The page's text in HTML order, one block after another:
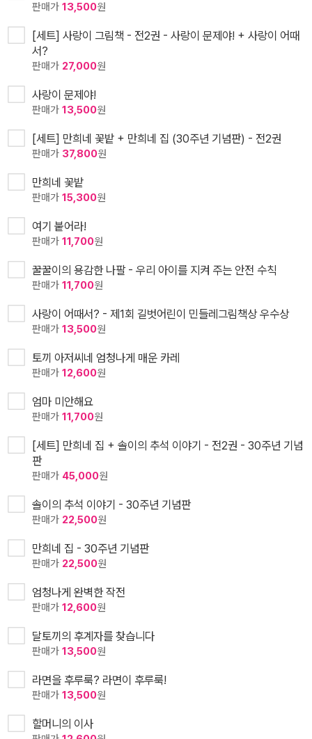
판매가 13,500원
[세트] 사랑이 그림책 - 전2권 - 사랑이 문제야! + 사랑이 어때
서?
판매가 27,000원
사랑이 문제야!
판매가 13,500원
[세트] 만희네 꽃밭 + 만희네 집 (30주년 기념판) - 전2권
판매가 37,800원
만희네 꽃밭
판매가 15,300원
여기 붙어라!
판매가 11,700원
꿀꿀이의 용감한 나팔 - 우리 아이를 지켜 주는 안전 수칙
판매가 11,700원
사랑이 어때서? - 제1회 길벗어린이 민들레그림책상 우수상
판매가 13,500원
토끼 아저씨네 엄청나게 매운 카레
판매가 12,600원
엄마 미안해요
판매가 11,700원
[세트] 만희네 집 + 솔이의 추석 이야기 - 전2권 - 30주년 기념
판
판매가 45,000원
솔이의 추석 이야기 - 30주년 기념판
판매가 22,500원
만희네 집 - 30주년 기념판
판매가 22,500원
엄청나게 완벽한 작전
판매가 12,600원
달토끼의 후계자를 찾습니다
판매가 13,500원
라면을 후루룩? 라면이 후루룩!
판매가 13,500원
할머니의 이사